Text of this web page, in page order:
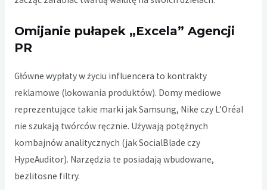
Omijanie pułapek „Excela” Agencji
PR
Główne wypłaty w życiu influencera to kontrakty
reklamowe (lokowania produktów). Domy mediowe
reprezentujące takie marki jak Samsung, Nike czy L’Oréal
nie szukają twórców ręcznie. Używają potężnych
kombajnów analitycznych (jak SocialBlade czy
HypeAuditor). Narzędzia te posiadają wbudowane,
bezlitosne filtry.